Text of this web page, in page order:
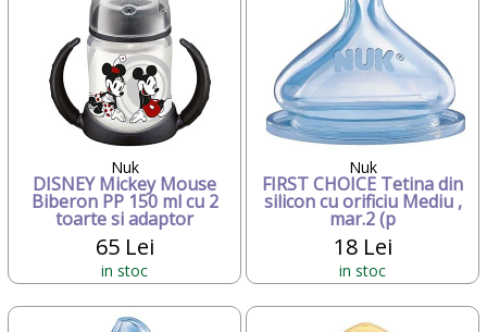
Nuk
DISNEY Mickey Mouse
Biberon PP 150 ml cu 2
toarte si adaptor
65 Lei
in stoc
Nuk
FIRST CHOICE Tetina din
silicon cu orificiu Mediu ,
mar.2 (p
18 Lei
in stoc